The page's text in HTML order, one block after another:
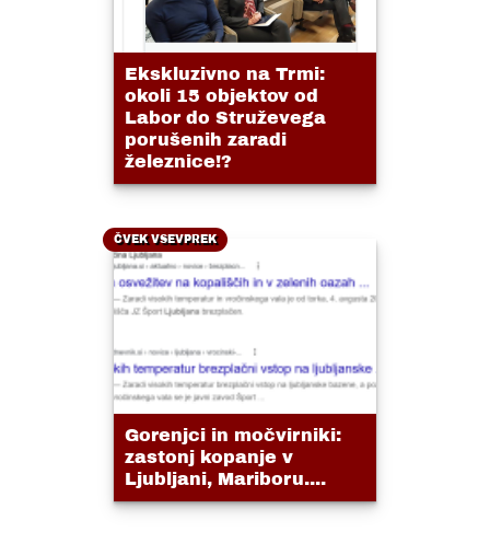
Ekskluzivno na Trmi:
okoli 15 objektov od
Labor do Struževega
porušenih zaradi
železnice!?
ČVEK VSEVPREK
Gorenjci in močvirniki:
zastonj kopanje v
Ljubljani, Mariboru....